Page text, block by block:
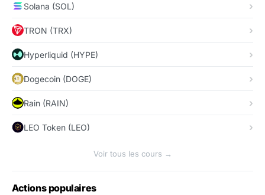
Solana (SOL)
TRON (TRX)
Hyperliquid (HYPE)
Dogecoin (DOGE)
Rain (RAIN)
LEO Token (LEO)
Voir tous les cours →
Actions populaires